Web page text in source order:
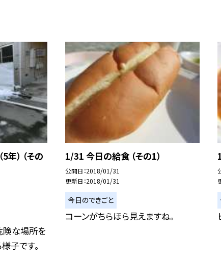
年） （その
険な場所を
子です。
1/31 今日の給食 （その1）
公開日 2018/01/31
更新日 2018/01/31
今日のできごと
コーンがちらほら見えますね。